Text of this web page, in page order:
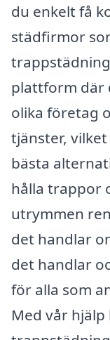
du enkelt få
städfirmor
plattform där
olika företag
tjänster,
bästa
hålla trappor
utrymmen
det handlar
det handlar
för alla som
Med vår